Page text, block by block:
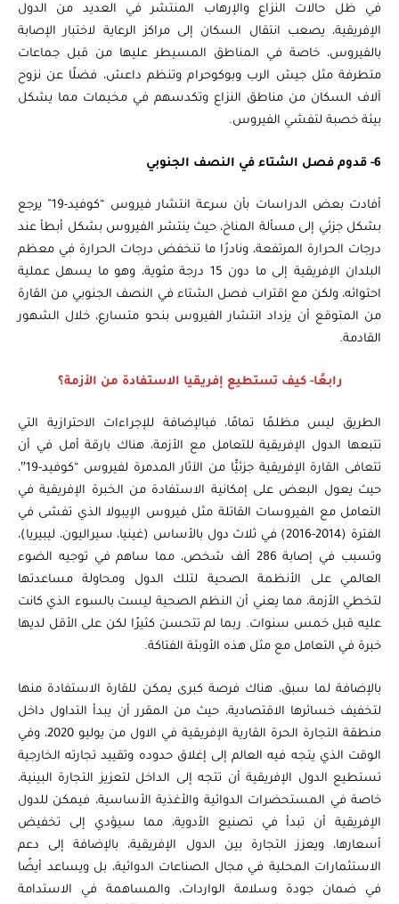
في ظل حالات النزاع والإرهاب المنتشر في العديد من الدول
الإفريقية، يصعب انتقال السكان إلى مراكز الرعاية لاختبار الإصابة
بالفيروس، خاصة في المناطق المسيطر عليها من قبل جماعات
متطرفة مثل جيش الرب وبوكوحرام وتنظم داعش، فضلًا عن نزوح
آلاف السكان من مناطق النزاع وتكدسهم في مخيمات مما يشكل
بيئة خصبة لتفشي الفيروس.
أفادت بعض الدراسات بأن سرعة انتشار فيروس “كوفيد-19” يرجع
بشكل جزئي إلى مسألة المناخ، حيث ينتشر الفيروس بشكل أبطأ عند
درجات الحرارة المرتفعة، ونادرًا ما تنخفض درجات الحرارة في معظم
البلدان الإفريقية إلى ما دون 15 درجة مئوية، وهو ما يسهل عملية
احتوائه، ولكن مع اقتراب فصل الشتاء في النصف الجنوبي من القارة
من المتوقع أن يزداد انتشار الفيروس بنحو متسارع، خلال الشهور
القادمة.
رابعًا- كيف تستطيع إفريقيا الاستفادة من الأزمة؟
الطريق ليس مظلمًا تمامًا، فبالإضافة للإجراءات الاحترازية التي
تتبعها الدول الإفريقية للتعامل مع الأزمة، هناك بارقة أمل في أن
تتعافى القارة الإفريقية جزئيًّا من الآثار المدمرة لفيروس “كوفيد-19″،
حيث يعول البعض على إمكانية الاستفادة من الخبرة الإفريقية في
التعامل مع الفيروسات القاتلة مثل فيروس الإيبولا الذي تفشى في
الفترة (2014-2016) في ثلاث دول بالأساس (غينيا، سيراليون، ليبيريا)،
وتسبب في إصابة 286 ألف شخص، مما ساهم في توجيه الضوء
العالمي على الأنظمة الصحية لتلك الدول ومحاولة مساعدتها
لتخطي الأزمة، مما يعني أن النظم الصحية ليست بالسوء الذي كانت
عليه قبل خمس سنوات. ربما لم تتحسن كثيرًا لكن على الأقل لديها
خبرة في التعامل مع مثل هذه الأوبئة الفتاكة.
بالإضافة لما سبق، هناك فرصة كبرى يمكن للقارة الاستفادة منها
لتخفيف خسائرها الاقتصادية، حيث من المقرر أن يبدأ التداول داخل
منطقة التجارة الحرة القارية الإفريقية في الاول من يوليو 2020، وفي
الوقت الذي يتجه فيه العالم إلى إغلاق حدوده وتقييد تجارته الخارجية
تستطيع الدول الإفريقية أن تتجه إلى الداخل لتعزيز التجارة البينية،
خاصة في المستحضرات الدوائية والأغذية الأساسية، فيمكن للدول
الإفريقية أن تبدأ في تصنيع الأدوية، مما سيؤدي إلى تخفيض
أسعارها، ويعزز التجارة بين الدول الإفريقية، بالإضافة إلى دعم
الاستثمارات المحلية في مجال الصناعات الدوائية، بل ويساعد أيضًا
في ضمان جودة وسلامة الواردات، والمساهمة في الاستدامة